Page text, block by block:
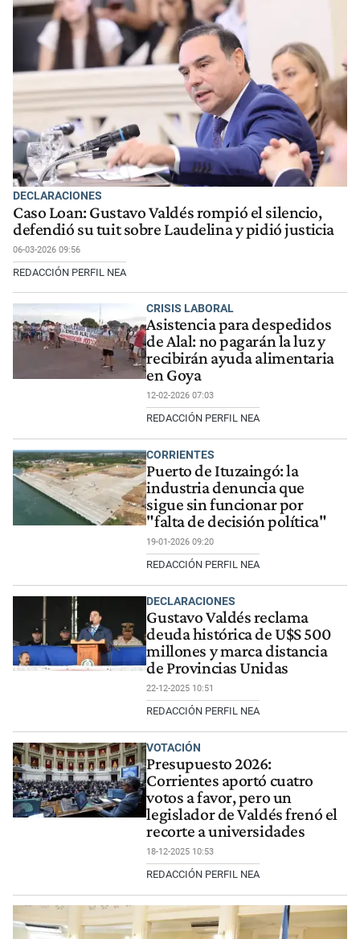
DECLARACIONES
Caso Loan: Gustavo Valdés rompió el silencio,
defendió su tuit sobre Laudelina y pidió justicia
06-03-2026 09:56
REDACCIÓN PERFIL NEA
CRISIS LABORAL
Asistencia para despedidos
de Alal: no pagarán la luz y
recibirán ayuda alimentaria
en Goya
12-02-2026 07:03
REDACCIÓN PERFIL NEA
CORRIENTES
Puerto de Ituzaingó: la
industria denuncia que
sigue sin funcionar por
"falta de decisión política"
19-01-2026 09:20
REDACCIÓN PERFIL NEA
DECLARACIONES
Gustavo Valdés reclama
deuda histórica de U$S 500
millones y marca distancia
de Provincias Unidas
22-12-2025 10:51
REDACCIÓN PERFIL NEA
VOTACIÓN
Presupuesto 2026:
Corrientes aportó cuatro
votos a favor, pero un
legislador de Valdés frenó el
recorte a universidades
18-12-2025 10:53
REDACCIÓN PERFIL NEA